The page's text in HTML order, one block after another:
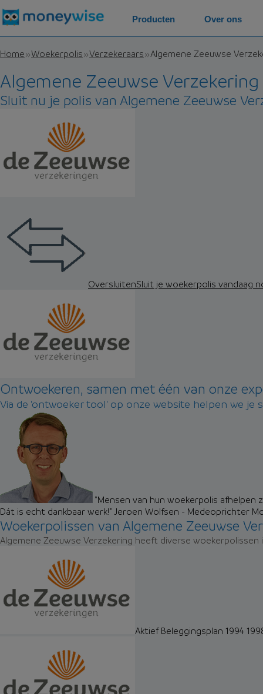
Home Woekerpolis Verzekeraars Algemene Zeeuwse
Algemene Zeeuwse Verzekering
Sluit nu je polis van Algemene Zeeuwse
OversluitenSluit je woekerpolis vandaag
Ontwoekeren, samen met één van onze
Via de 'ontwoeker tool' op onze website helpen we je
"Mensen van hun woekerpolis
Dát is echt dankbaar werk!"Jeroen Wolfsen - Medeoprichter
Woekerpolissen van Algemene Zeeuwse
Algemene Zeeuwse Verzekering heeft diverse
Aktief Beleggingsplan 1994
Producten Over ons